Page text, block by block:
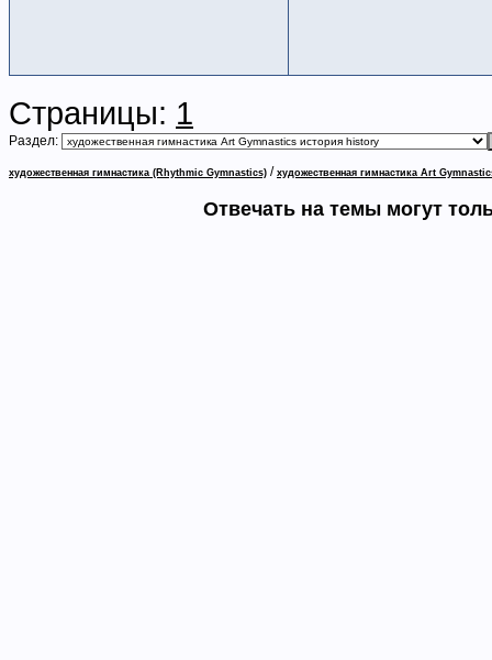
Страницы: 1
Раздел:
художественная гимнастика (Rhythmic Gymnastics) / художественная гимнастика Art
Отвечать на темы могут